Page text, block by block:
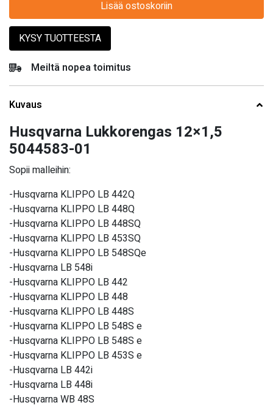
Lisää ostoskoriin
KYSY TUOTTEESTA
Meiltä nopea toimitus
Kuvaus
Husqvarna Lukkorengas 12×1,5
5044583-01
Sopii malleihin:
-Husqvarna KLIPPO LB 442Q
-Husqvarna KLIPPO LB 448Q
-Husqvarna KLIPPO LB 448SQ
-Husqvarna KLIPPO LB 453SQ
-Husqvarna KLIPPO LB 548SQe
-Husqvarna LB 548i
-Husqvarna KLIPPO LB 442
-Husqvarna KLIPPO LB 448
-Husqvarna KLIPPO LB 448S
-Husqvarna KLIPPO LB 548S e
-Husqvarna KLIPPO LB 548S e
-Husqvarna KLIPPO LB 453S e
-Husqvarna LB 442i
-Husqvarna LB 448i
-Husqvarna WB 48S